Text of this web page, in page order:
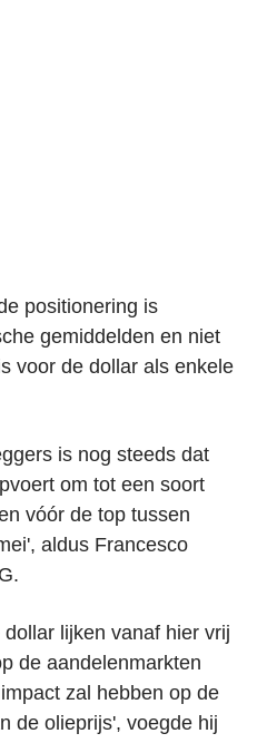
positionering is
gemiddelden en niet
voor de dollar als enkele
is nog steeds dat
om tot een soort
vóór de top tussen
aldus Francesco
lijken vanaf hier vrij
de aandelenmarkten
zal hebben op de
de olieprijs', voegde hij